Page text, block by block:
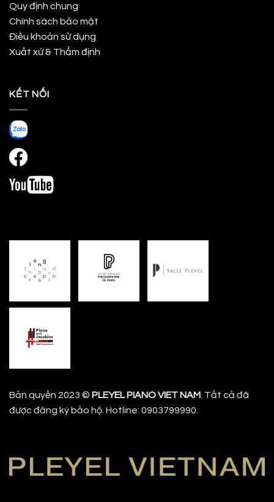
Quy định chung
Chính sách bảo mật
Điều khoản sử dụng
Xuất xứ & Thẩm định
KẾT NỐI
Bản quyền 2023 © PLEYEL PIANO VIET NAM . Tất cả đã
được đăng ký bảo hộ. Hotline: 0903799990.